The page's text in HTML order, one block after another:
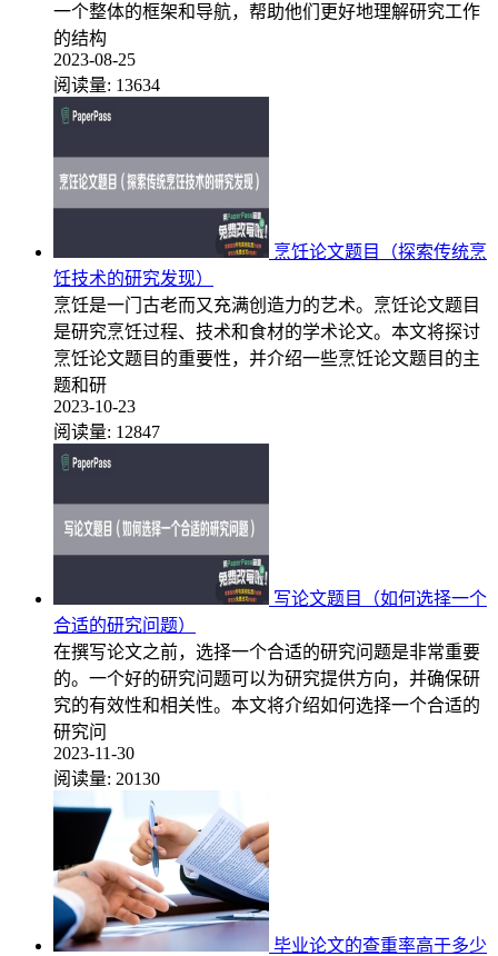
一个整体的框架和导航，帮助他们更好地理解研究工作
的结构
2023-08-25
阅读量: 13634
烹饪论文题目（探索传统烹
饪技术的研究发现）
烹饪是一门古老而又充满创造力的艺术。烹饪论文题目
是研究烹饪过程、技术和食材的学术论文。本文将探讨
烹饪论文题目的重要性，并介绍一些烹饪论文题目的主
题和研
2023-10-23
阅读量: 12847
写论文题目（如何选择一个
合适的研究问题）
在撰写论文之前，选择一个合适的研究问题是非常重要
的。一个好的研究问题可以为研究提供方向，并确保研
究的有效性和相关性。本文将介绍如何选择一个合适的
研究问
2023-11-30
阅读量: 20130
毕业论文的查重率高于多少